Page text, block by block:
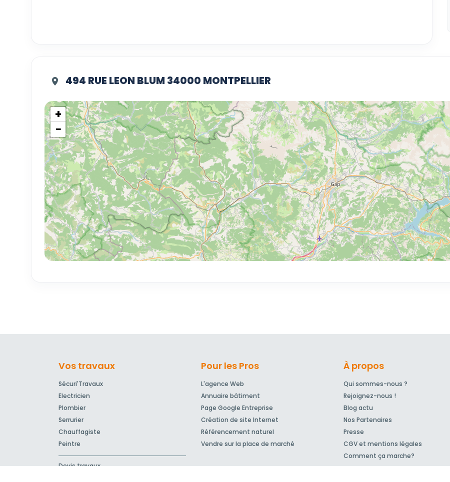
494 RUE LEON BLUM 34000 MONTPELLIER
+
−
Vos travaux
Sécuri'Travaux
Electricien
Plombier
Serrurier
Chauffagiste
Peintre
Devis travaux
Pour les Pros
L'agence Web
Annuaire bâtiment
Page Google Entreprise
Création de site Internet
Référencement naturel
Vendre sur la place de marché
À propos
Qui sommes-nous ?
Rejoignez-nous !
Blog actu
Nos Partenaires
Presse
CGV et mentions légales
Comment ça marche?